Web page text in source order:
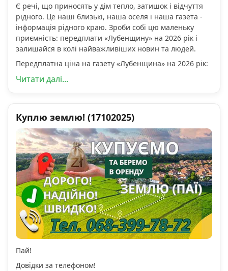
Є речі, що приносять у дім тепло, затишок і відчуття
рідного. Це наші близькі, наша оселя і наша газета -
інформація рідного краю. Зроби собі цю маленьку
приємність: передплати «Лубенщину» на 2026 рік і
залишайся в колі найважливіших новин та людей.
Передплатна ціна на газету «Лубенщина» на 2026 рік:
Читати далі...
Куплю землю! (17102025)
Пай!
Довідки за телефоном!